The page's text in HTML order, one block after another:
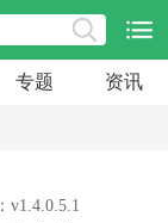
专题 资讯
v1.4.0.5.1